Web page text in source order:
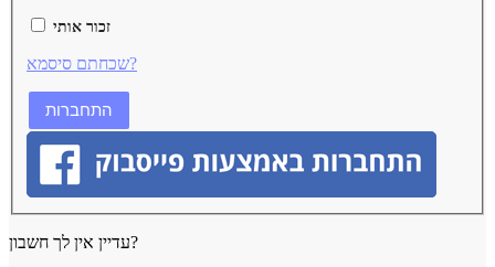
זכור אותי
שכחתם סיסמא?
עדיין אין לך חשבון?